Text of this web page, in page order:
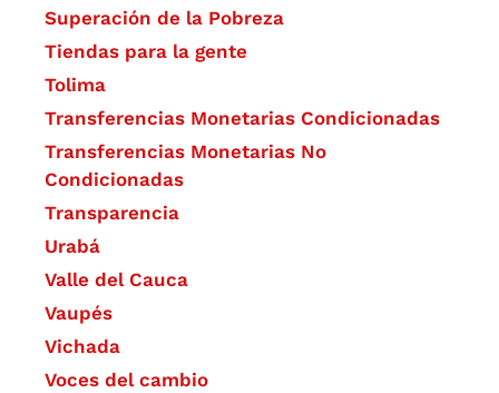
Superación de la Pobreza
Tiendas para la gente
Tolima
Transferencias Monetarias Condicionadas
Transferencias Monetarias No
Condicionadas
Transparencia
Urabá
Valle del Cauca
Vaupés
Vichada
Voces del cambio